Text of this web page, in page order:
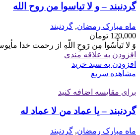
گردنبند – و لا تیاسوا من روح الله
ماه مبارک رمضان, گردنبند
120,000 تومان
وَ لا تَيأَسُوا مِن‌ رَوح‌ِ اللّه‌ِ از رحمت خدا
افزودن به علاقه مندی
افزودن به سبد خرید
مشاهده سریع
برای مقایسه اضافه کنید
گردنبند – یا عماد من لا عماد له
ماه مبارک رمضان, گردنبند